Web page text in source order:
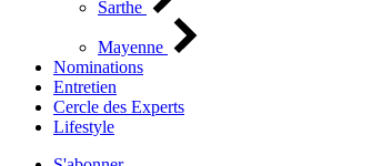
Sarthe
Mayenne
Nominations
Entretien
Cercle des Experts
Lifestyle